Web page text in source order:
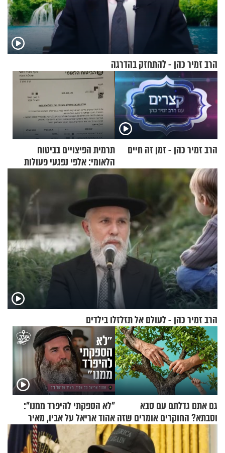
הרב זמיר כהן - להתחזק בהדרגה
הרב זמיר כהן - זמן זה חיים
תרמית הפיצויים בביטוח
הלאומי: אלפי נפגעי פעולות
איבה קיבלו כספים במירמה
הרב זמיר כהן - לעולם אל תזלזלו בילדים
גם אתם גדלתם עם סבא
וסבתא? החוקרים אומרים שזה
מתכון מנצח
"לא הספקתי להיפרד ממנו":
אהוד אריאל על אביו, מאיר
אריאל ז"ל